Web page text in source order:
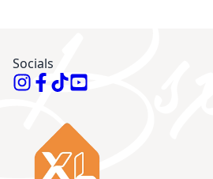
Socials